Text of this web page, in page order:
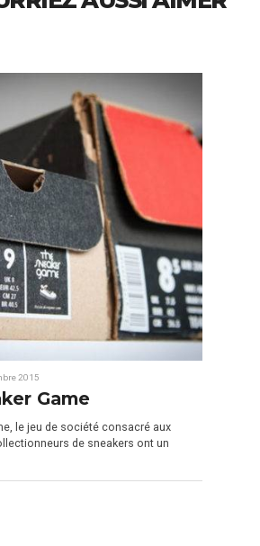
2015
Game
le jeu de société consacré aux
de sneakers ont un